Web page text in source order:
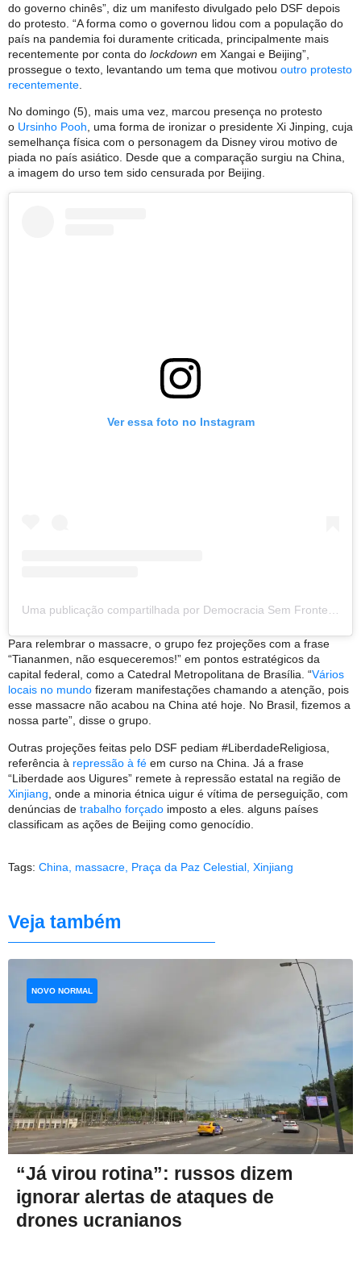
do governo chinês”, diz um manifesto divulgado pelo DSF depois
do protesto. “A forma como o governou lidou com a população do
país na pandemia foi duramente criticada, principalmente mais
recentemente por conta do lockdown em Xangai e Beijing”,
prossegue o texto, levantando um tema que motivou outro protesto
recentemente
No domingo (5), mais uma vez, marcou presença no protesto
o Ursinho Pooh , uma forma de ironizar o presidente Xi Jinping, cuja
semelhança física com o personagem da Disney virou motivo de
piada no país asiático. Desde que a comparação surgiu na China,
a imagem do urso tem sido censurada por Beijing.
Ver essa foto no Instagram
Uma publicação compartilhada por Democracia Sem Fronteiras (@democraciasemfronteiras)
Para relembrar o massacre, o grupo fez projeções com a frase
“Tiananmen, não esqueceremos!” em pontos estratégicos da
capital federal, como a Catedral Metropolitana de Brasília. “Vários
locais no mundo fizeram manifestações chamando a atenção, pois
esse massacre não acabou na China até hoje. No Brasil, fizemos a
nossa parte”, disse o grupo.
Outras projeções feitas pelo DSF pediam #LiberdadeReligiosa,
referência à repressão à fé em curso na China. Já a frase
“Liberdade aos Uigures” remete à repressão estatal na região de
Xinjiang , onde a minoria étnica uigur é vítima de perseguição, com
denúncias de trabalho forçado imposto a eles. alguns países
classificam as ações de Beijing como genocídio.
Tags: China massacre Praça da Paz Celestial Xinjiang
Veja também
“Já virou rotina”: russos dizem
ignorar alertas de ataques de
drones ucranianos
NOVO NORMAL